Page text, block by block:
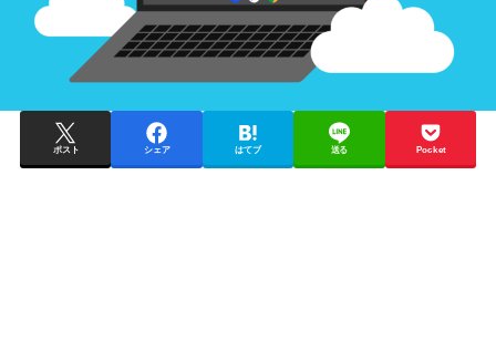
ポスト シェア はてブ 送る Pocket